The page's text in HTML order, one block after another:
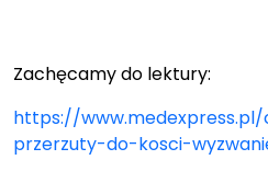
Zachęcamy do lektury:
https://
przerzuty-do-kosci-